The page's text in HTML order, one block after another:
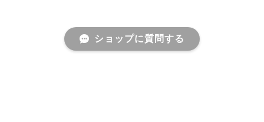
ショップに質問する